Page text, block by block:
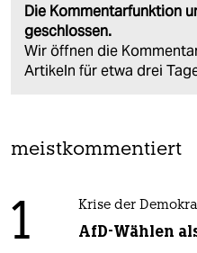
Die Kommentarfunktion
geschlossen.
Wir öffnen die
Artikeln für etwa drei
meistkommentiert
1 Krise der
AfD-Wählen